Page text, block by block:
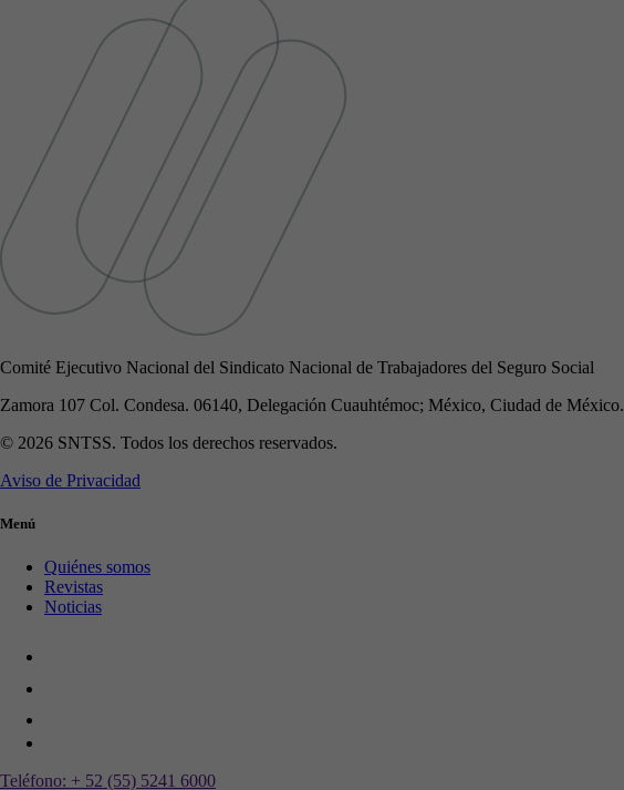
Comité Ejecutivo Nacional del Sindicato Nacional de Trabajadores del Seguro Social
Zamora 107 Col. Condesa. 06140, Delegación Cuauhtémoc; México, Ciudad de México.
© 2026 SNTSS. Todos los derechos reservados.
Aviso de Privacidad
Menú
Quiénes somos
Revistas
Noticias
Teléfono: + 52 (55) 5241 6000